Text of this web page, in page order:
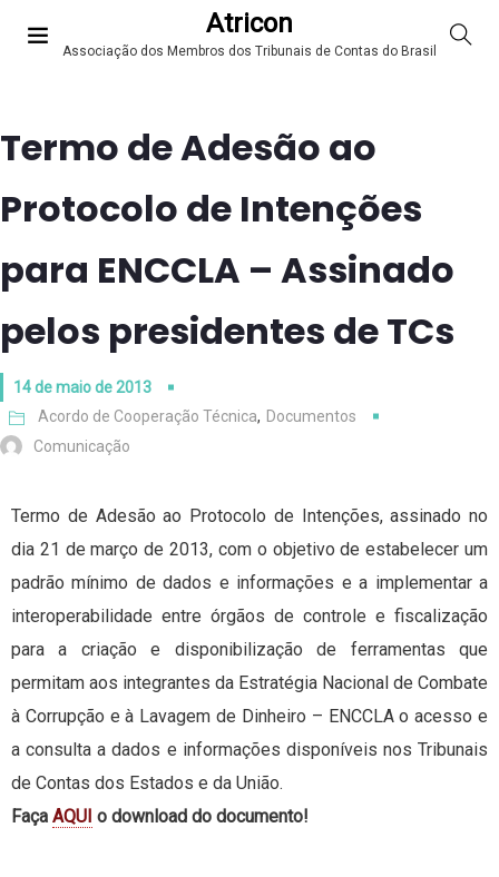
Atricon
Associação dos Membros dos Tribunais de Contas do Brasil
Termo de Adesão ao
Protocolo de Intenções
para ENCCLA – Assinado
pelos presidentes de TCs
14 de maio de 2013
Acordo de Cooperação Técnica, Documentos
Comunicação
Termo de Adesão ao Protocolo de Intenções, assinado no
dia 21 de março de 2013, com o objetivo de estabelecer um
padrão mínimo de dados e informações e a implementar a
interoperabilidade entre órgãos de controle e fiscalização
para a criação e disponibilização de ferramentas que
permitam aos integrantes da Estratégia Nacional de Combate
à Corrupção e à Lavagem de Dinheiro – ENCCLA o acesso e
a consulta a dados e informações disponíveis nos Tribunais
de Contas dos Estados e da União.
Faça AQUI o download do documento!